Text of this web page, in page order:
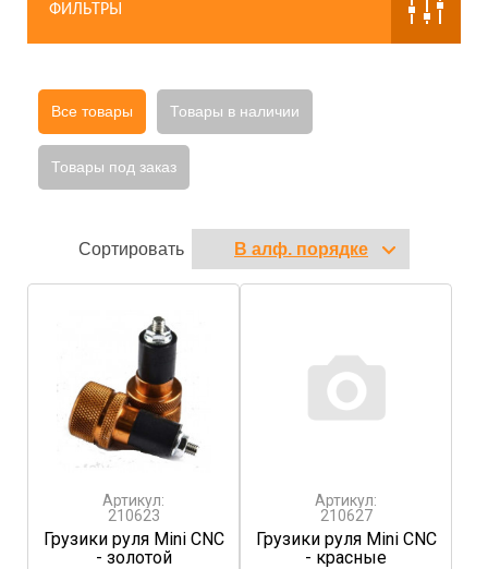
ФИЛЬТРЫ
Все товары Товары в наличии
Товары под заказ
Сортировать
Артикул:
210623
Грузики руля Mini CNC
- золотой
Артикул:
210627
Грузики руля Mini CNC
- красные